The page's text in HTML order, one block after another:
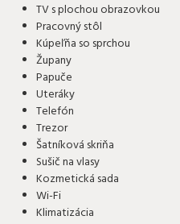
TV s plochou obrazovkou
Pracovný stôl
Kúpeľňa so sprchou
Župany
Papuče
Uteráky
Telefón
Trezor
Šatníková skriňa
Sušič na vlasy
Kozmetická sada
Wi-Fi
Klimatizácia